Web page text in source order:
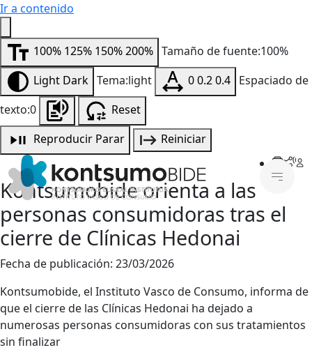
Ir a contenido
100% 125% 150%200% Tamaño de fuente:100%
Light Dark Tema:light 00.20.4 Espaciado de
texto:0
Reset
Reproducir Parar Reiniciar
Kontsumobide orienta a las
personas consumidoras tras el
cierre de Clínicas Hedonai
Fecha de publicación: 23/03/2026
Kontsumobide, el Instituto Vasco de Consumo, informa de
que el cierre de las Clínicas Hedonai ha dejado a
numerosas personas consumidoras con sus tratamientos
sin finalizar